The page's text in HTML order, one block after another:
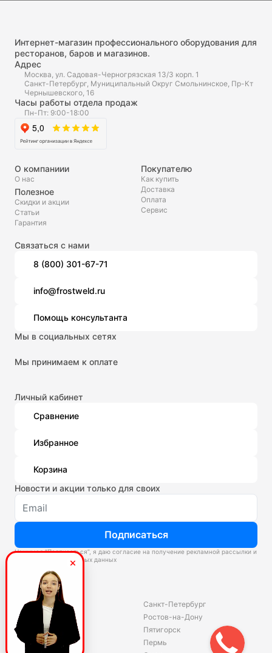
Интернет-магазин профессионального оборудования для
ресторанов, баров и магазинов.
Адрес
Москва, ул. Садовая-Черногрязская 13/3 корп. 1
Санкт-Петербург, Муниципальный Округ Смольнинское, Пр-Кт
Чернышевского, 16
Часы работы отдела продаж
Пн-Пт: 9:00-18:00
О компаниии
О нас
Полезное
Скидки и акции
Статьи
Гарантия
Покупателю
Как купить
Доставка
Оплата
Сервис
Связаться с нами
8 (800) 301-67-71
info@frostweld.ru
Помощь консультанта
Мы в социальных сетях
Мы принимаем к оплате
Личный кабинет
Сравнение
Избранное
Корзина
Новости и акции только для своих
Подписаться
Нажимая “Подписаться”, я даю согласие на получение рекламной рассылки и
обработку персональных данных
Склады
Владивосток
Екатеринбург
Красноярск
Волгоград
Санкт-Петербург
Ростов-на-Дону
Пятигорск
Пермь